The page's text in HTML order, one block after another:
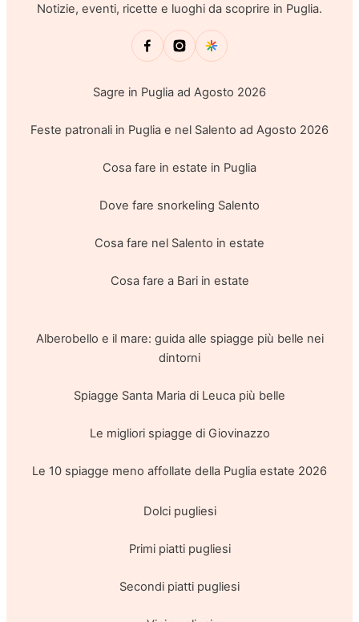
Notizie, eventi, ricette e luoghi da scoprire in Puglia.
Sagre in Puglia ad Agosto 2026
Feste patronali in Puglia e nel Salento ad Agosto 2026
Cosa fare in estate in Puglia
Dove fare snorkeling Salento
Cosa fare nel Salento in estate
Cosa fare a Bari in estate
Alberobello e il mare: guida alle spiagge più belle nei
dintorni
Spiagge Santa Maria di Leuca più belle
Le migliori spiagge di Giovinazzo
Le 10 spiagge meno affollate della Puglia estate 2026
Dolci pugliesi
Primi piatti pugliesi
Secondi piatti pugliesi